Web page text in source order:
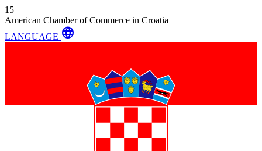
15
American Chamber of Commerce in Croatia
LANGUAGE language